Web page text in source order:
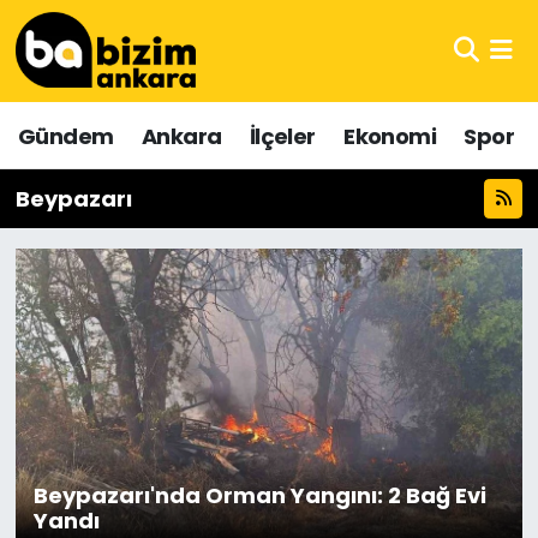
Gündem Ankara İlçeler Ekonomi Spor
Beypazarı
Beypazarı'nda Orman Yangını: 2 Bağ Evi
Yandı
Hava Durumu
Trafik Durumu
Süper Lig Puan Durumu ve Fikstür
Tüm Manşetler
Son Dakika Haberleri
Haber Arşivi